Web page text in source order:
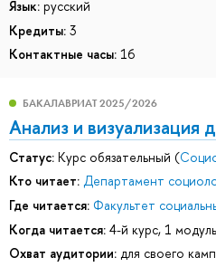
Язык: русский
Кредиты: 3
Контактные часы: 16
БАКАЛАВРИАТ 2025/2026
Анализ и визуализация
Статус: Курс обязательный (
Кто читает: Департамент
Где читается: Факультет
Когда читается: 4-й курс, 1 модуль
Охват аудитории: для своего